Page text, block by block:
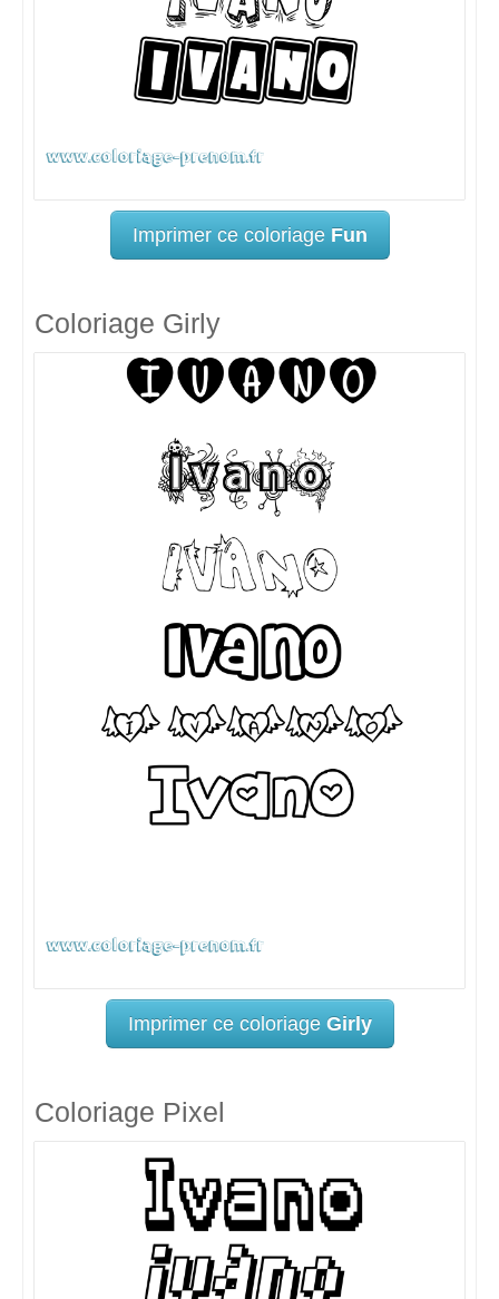
Imprimer ce coloriage Fun
Coloriage Girly
Imprimer ce coloriage Girly
Coloriage Pixel